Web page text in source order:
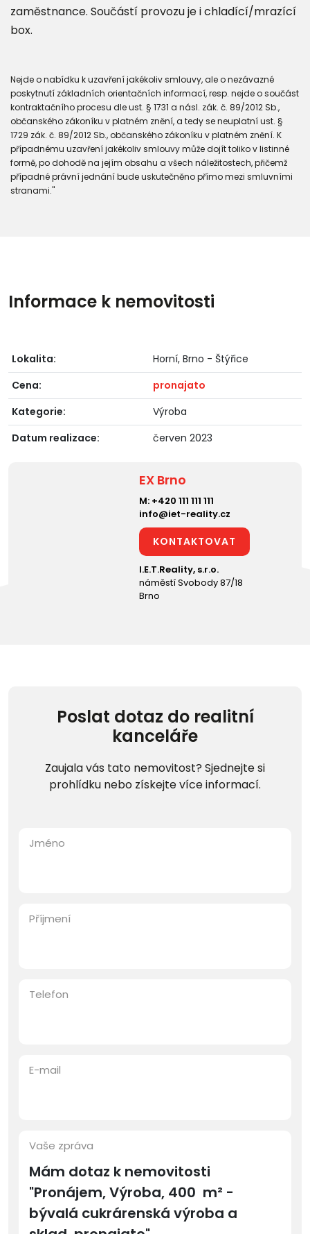
zaměstnance. Součástí provozu je i chladící/mrazící
box.
Nejde o nabídku k uzavření jakékoliv smlouvy, ale o nezávazné
poskytnutí základních orientačních informací, resp. nejde o součást
kontraktačního procesu dle ust. § 1731 a násl. zák. č. 89/2012 Sb.,
občanského zákoníku v platném znění, a tedy se neuplatní ust. §
1729 zák. č. 89/2012 Sb., občanského zákoníku v platném znění. K
případnému uzavření jakékoliv smlouvy může dojít toliko v listinné
formě, po dohodě na jejím obsahu a všech náležitostech, přičemž
případné právní jednání bude uskutečněno přímo mezi smluvními
stranami."
Informace k nemovitosti
Lokalita:
Horní, Brno - Štýřice
Cena:
pronajato
Kategorie:
Výroba
Datum realizace:
červen 2023
EX Brno
M: +420 111 111 111
info@iet-reality.cz
KONTAKTOVAT
I.E.T.Reality, s.r.o.
náměstí Svobody 87/18
Brno
Poslat dotaz do realitní
kanceláře
Zaujala vás tato nemovitost? Sjednejte si
prohlídku nebo získejte více informací.
Jméno
Příjmení
Telefon
E-mail
Vaše zpráva